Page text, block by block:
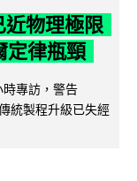
近物理極限
定律瓶頸
專訪，警告
統製程升級已失經